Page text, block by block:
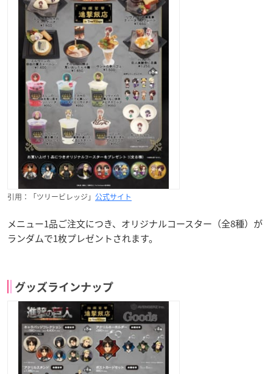
引用：「ツリービレッジ」 公式サイト
メニュー1品ご注文につき、オリジナルコースター（全8種）が
ランダムで1枚プレゼントされます。
グッズラインナップ